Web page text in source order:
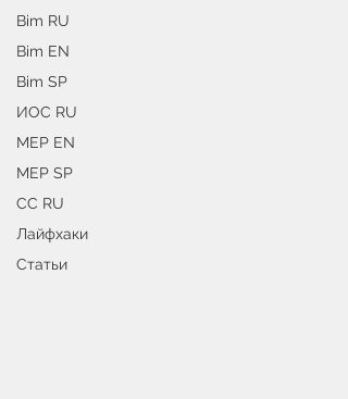
Bim RU
Bim EN
Bim SP
ИОС RU
MEP EN
MEP SP
СС RU
Лайфхаки
Статьи